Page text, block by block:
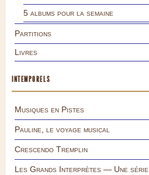
5 albums pour la semaine
Partitions
Livres
INTEMPORELS
Musiques en Pistes
Pauline, le voyage musical
Crescendo Tremplin
Les Grands Interprètes — Une